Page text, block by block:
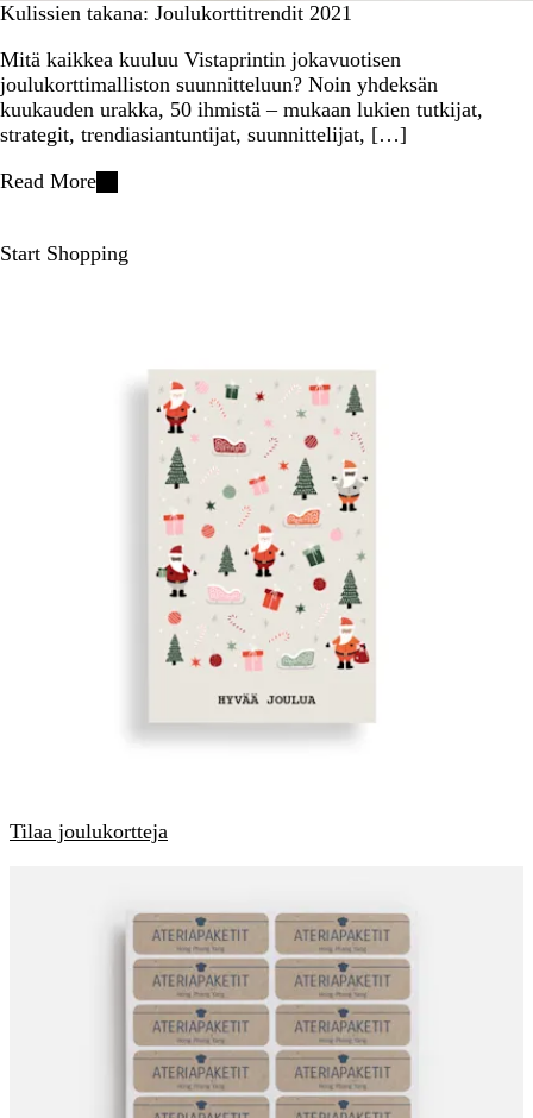
Kulissien takana: Joulukorttitrendit 2021
Mitä kaikkea kuuluu Vistaprintin jokavuotisen
joulukorttimalliston suunnitteluun? Noin yhdeksän
kuukauden urakka, 50 ihmistä – mukaan lukien tutkijat,
strategit, trendiasiantuntijat, suunnittelijat, […]
Read More
Start Shopping
Tilaa joulukortteja